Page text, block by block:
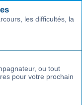
les difficultés, la
ou tout
pour votre prochain